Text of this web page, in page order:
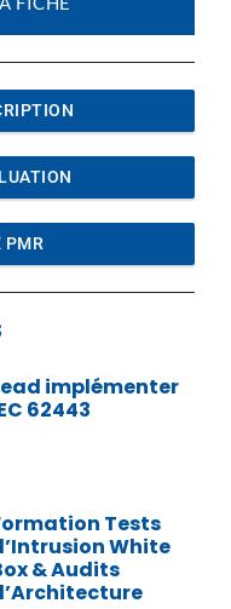
PMR
implémenter
62443
Tests
White
& Audits